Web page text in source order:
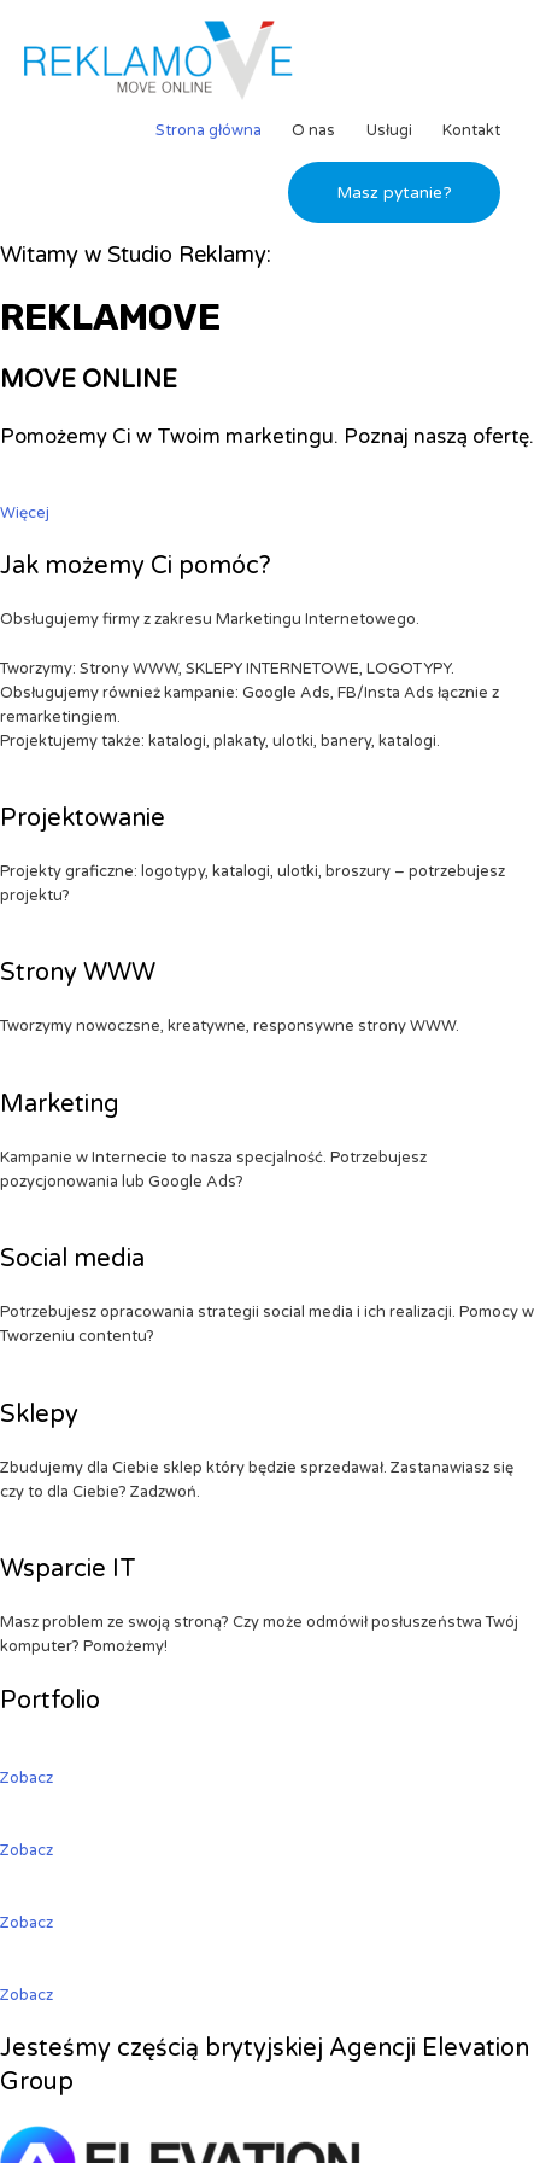
Strona główna O nas Usługi Kontakt
Masz pytanie?
Witamy w Studio Reklamy:
REKLAMOVE
MOVE ONLINE
Pomożemy Ci w Twoim marketingu. Poznaj naszą ofertę.
Więcej
Jak możemy Ci pomóc?
Obsługujemy firmy z zakresu Marketingu Internetowego.
Tworzymy: Strony WWW, SKLEPY INTERNETOWE, LOGOTYPY.
Obsługujemy również kampanie: Google Ads, FB/Insta Ads łącznie z
remarketingiem.
Projektujemy także: katalogi, plakaty, ulotki, banery, katalogi.
Projektowanie
Projekty graficzne: logotypy, katalogi, ulotki, broszury – potrzebujesz
projektu?
Strony WWW
Tworzymy nowoczsne, kreatywne, responsywne strony WWW.
Marketing
Kampanie w Internecie to nasza specjalność. Potrzebujesz
pozycjonowania lub Google Ads?
Social media
Potrzebujesz opracowania strategii social media i ich realizacji. Pomocy w
Tworzeniu contentu?
Sklepy
Zbudujemy dla Ciebie sklep który będzie sprzedawał. Zastanawiasz się
czy to dla Ciebie? Zadzwoń.
Wsparcie IT
Masz problem ze swoją stroną? Czy może odmówił posłuszeństwa Twój
komputer? Pomożemy!
Portfolio
Zobacz
Zobacz
Zobacz
Zobacz
Jesteśmy częścią brytyjskiej Agencji Elevation
Group